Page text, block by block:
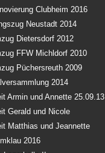
Clubheim 2016
Neustadt 2014
Dietersdorf 2012
FFW Michldorf 2010
Püchersreuth 2009
2014
Armin und Annette 25.09.13
Gerald und Nicole
Matthias und Jeannette
2016